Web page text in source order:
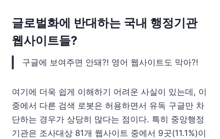
글로벌화에 반대하는 국내 행정기관
웹사이트들?
구글에 보여주면 안돼?! 영어 웹사이트도 막아?!
여기에 더욱 쉽게 이해하기 어려운 사실이 있는데, 이
중에서 다른 검색 로봇은 허용하면서 유독 구글만 차
단하는 경우가 상당히 많다는 점이다. 특히 중앙행정
기관은 조사대상 81개 웹사이트 중에서 9곳(11.1%)이